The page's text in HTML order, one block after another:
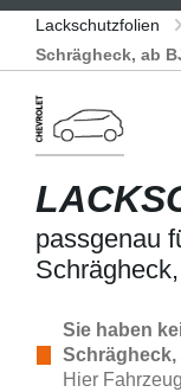
Lackschutzfolien
Schrägheck, ab
passgenau
Sie haben
Schrägheck,
Hier